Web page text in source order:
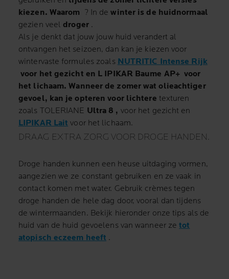
kiezen. Waarom ? In dewinter is de huidnormaal
gezien veel droger .
Als je denkt dat jouw jouw huid verandert al
ontvangen het seizoen, dan kan je kiezen voor
wintervaste formules zoals NUTRITIC Intense Rijk
voor het gezicht en L IPIKAR Baume AP+ voor
het lichaam.Wanneer de zomer wat olieachtiger
gevoel, kan je opteren voor lichtere texturen
zoals TOLERIANE Ultra 8 , voor het gezicht en
LIPIKAR Lait voor het lichaam.
DRAAG EXTRA ZORG VOOR DROGE HANDEN.
Droge handen kunnen een heuse uitdaging vormen,
aangezien we ze constant gebruiken en ze vaak in
contact komen met water. Gebruik crèmes tegen
droge handen de hele dag door, vooral dan tijdens
de wintermaanden. Bekijk hieronder onze tips als de
huid van de huid gevoelens van wanneer zetot
atopisch eczeem heeft .